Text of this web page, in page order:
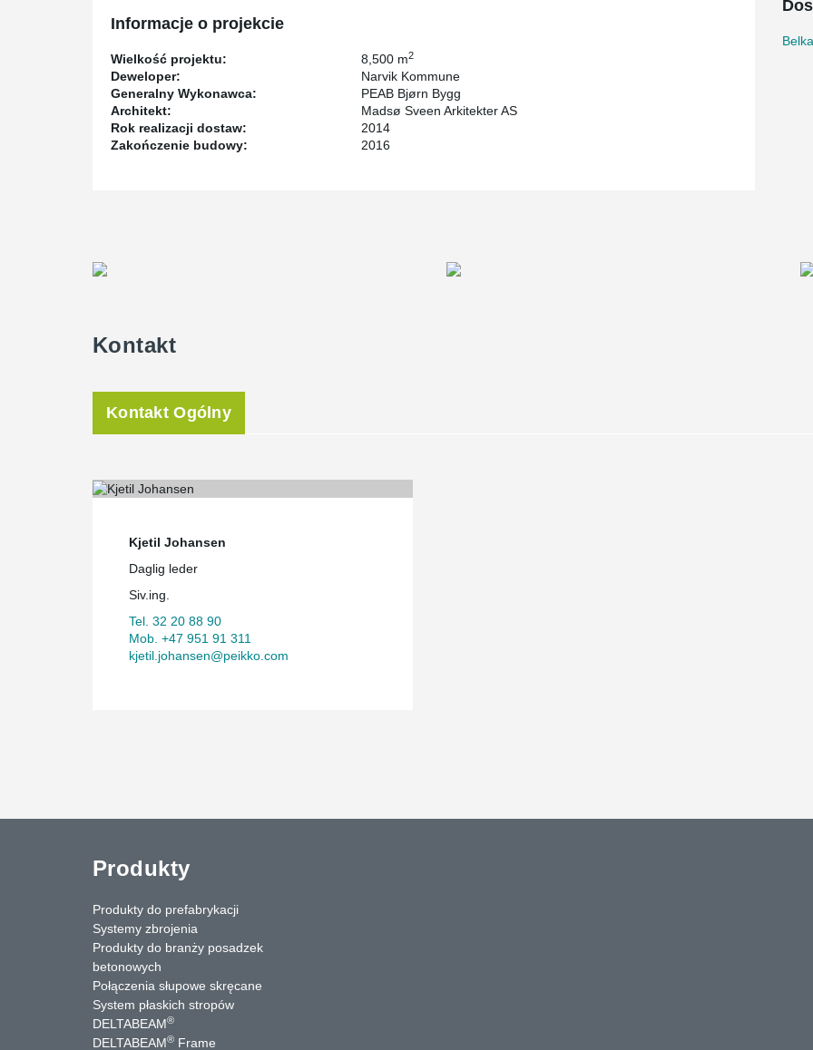
Informacje o projekcie
Wielkość projektu: 8,500 m2
Deweloper:
Narvik Kommune
Generalny Wykonawca:
PEAB Bjørn Bygg
Architekt:
Madsø Sveen Arkitekter AS
Rok realizacji dostaw:
2014
Zakończenie budowy:
2016
Kontakt
Kontakt Ogólny
Kjetil Johansen
Daglig leder
Siv.ing.
Tel. 32 20 88 90
Mob. +47 951 91 311
kjetil.johansen@peikko.com
Produkty
Produkty do prefabrykacji
Systemy zbrojenia
Produkty do branży posadzek
betonowych
Połączenia słupowe skręcane
System płaskich stropów
DELTABEAM®
DELTABEAM® Frame